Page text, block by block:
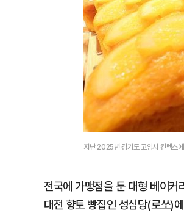
지난 2025년 경기도 고양시 킨텍스
전국에 가맹점을 둔 대형 베이
대전 향토 빵집인 성심당(로쏘)